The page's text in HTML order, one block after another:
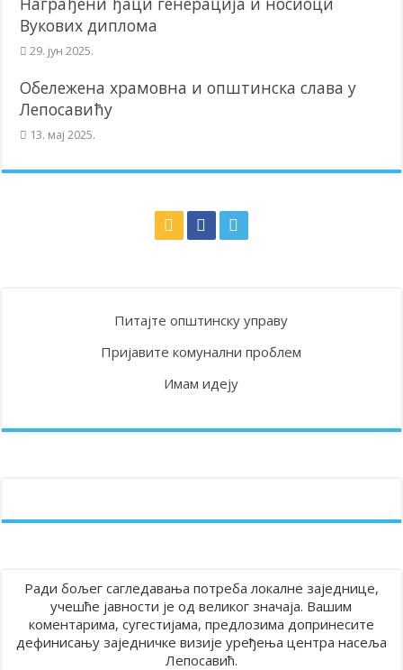
Вукових диплома
29. јун 2025.
Обележена храмовна и општинска слава у
Лепосавићу
13. мај 2025.
Питајте општинску управу
Пријавите комунални проблем
Имам идеју
Ради бољег сагледавања потреба локалне заједнице,
учешће јавности је од великог значаја. Вашим
коментарима, сугестијама, предлозима допринесите
дефинисању заједничке визије уређења центра насеља
Лепосавић.